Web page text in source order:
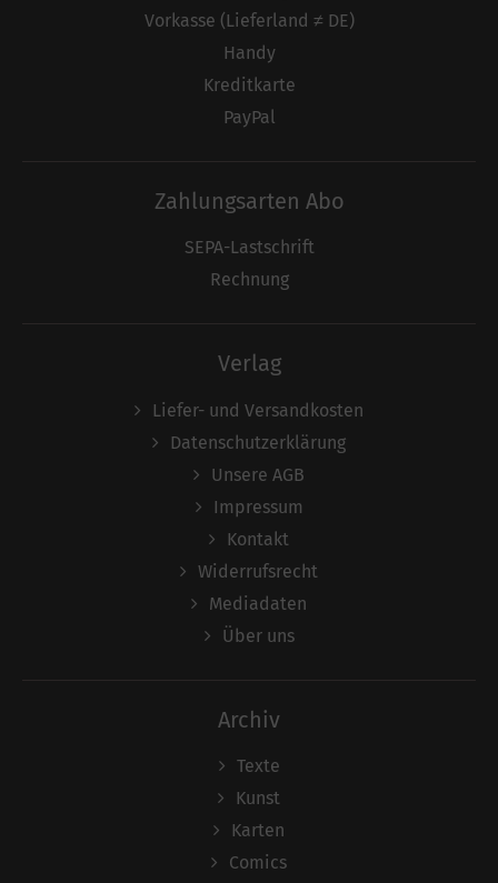
Vorkasse (Lieferland ≠ DE)
Handy
Kreditkarte
PayPal
Zahlungsarten Abo
SEPA-Lastschrift
Rechnung
Verlag
Liefer- und Versandkosten
Datenschutzerklärung
Unsere AGB
Impressum
Kontakt
Widerrufsrecht
Mediadaten
Über uns
Archiv
Texte
Kunst
Karten
Comics